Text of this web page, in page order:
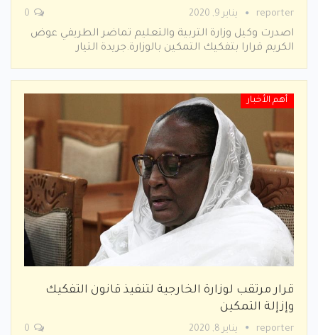
reporter يناير 9, 2020
اصدرت وكيل وزارة التربية والتعليم تماضر الطريفي عوض
الكريم قرارا بتفكيك التمكين بالوزارة.جريدة التيار
أهم الأخبار
قرار مرتقب لوزارة الخارجية لتنفيذ قانون التفكيك
وإزإلة التمكين
reporter يناير 8, 2020